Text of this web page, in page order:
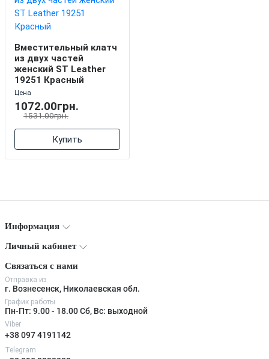
Вместительный клатч
из двух частей
женский ST Leather
19251 Красный
Цена
1072.00грн.
1531.00грн.
Купить
Информация
Личный кабинет
Связаться с нами
Отправка из
г. Вознесенск, Николаевская обл.
График работы
Пн-Пт: 9.00 - 18.00 Сб, Вс: выходной
Viber
+38 097 4191142
Telegram